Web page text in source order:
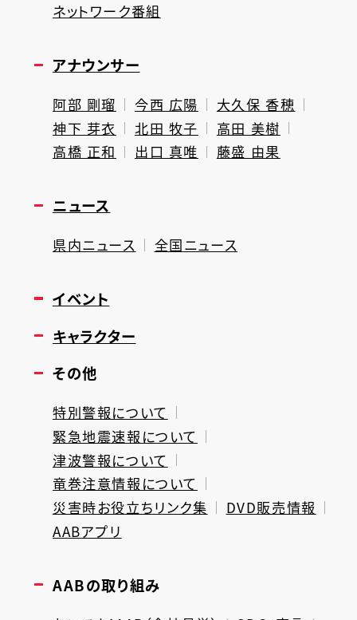
ネットワーク番組
アナウンサー
阿部 剛瑠 今西 広陽
大久保 香穂
神下 芽衣
北田 牧子
高田 美樹
高橋 正和
出口 真唯 藤盛 由果
ニュース
県内ニュース 全国ニュース
イベント
キャラクター
その他
特別警報について
緊急地震速報について
津波警報について
竜巻注意情報について
災害時お役立ちリンク集
DVD販売情報
AABアプリ
AABの取り組み